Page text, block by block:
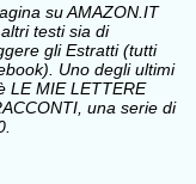
su AMAZON.IT
testi sia di
gli Estratti (tutti
Uno degli ultimi
LE MIE LETTERE
una serie di